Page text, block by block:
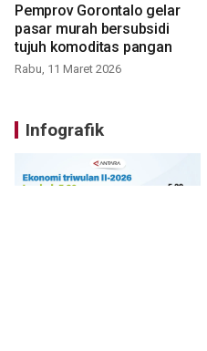
Pemprov Gorontalo gelar
pasar murah bersubsidi
tujuh komoditas pangan
Rabu, 11 Maret 2026
Infografik